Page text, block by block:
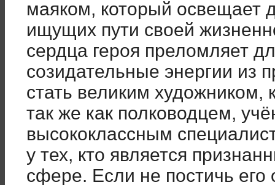
маяком, который освещает
ищущих пути своей
сердца героя преломляет
созидательные энергии из
стать великим художником,
так же как полководцем,
высококлассным
у тех, кто является
сфере. Если не постичь